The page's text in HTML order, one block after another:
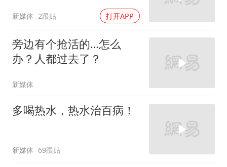
新媒体 2跟贴 打开APP
旁边有个抢活的…怎么
办？人都过去了？
新媒体
多喝热水，热水治百病！
新媒体 69跟贴